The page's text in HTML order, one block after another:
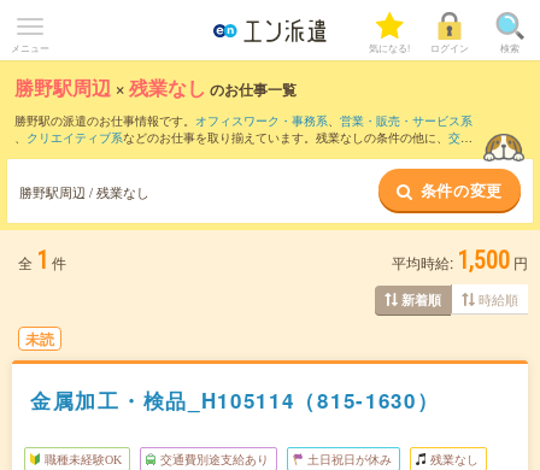
メニュー 気になる! ログイン 検索
勝野駅周辺 ×残業なし のお仕事一覧
勝野駅の派遣のお仕事情報です。 オフィスワーク・事務系、 営業・販売・サービス系
、 クリエイティブ系などのお仕事を取り揃えています。残業なしの条件の他に、 交通
勝野駅周辺 / 残業なし 条件の変更
全 1 件 平均時給: 1,500 円
新着順 時給順
未読
金属加工・検品_H105114（815-1630）
職種未経験OK 交通費別途支給あり 土日祝日が休み 残業なし